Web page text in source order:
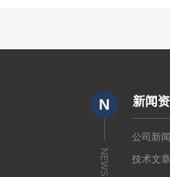
N
NEWS
新闻
公司新
技术文